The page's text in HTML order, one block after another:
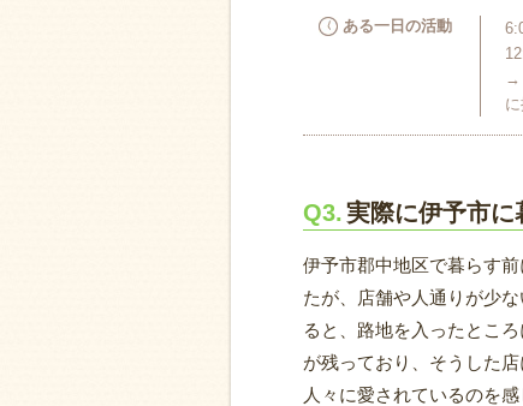
ある一日の活動
→
Q3.実際に伊予市に
伊予市郡中地区で暮らす
たが、店舗や人通りが少
ると、路地を入ったとこ
が残っており、そうした
人々に愛されているのを感